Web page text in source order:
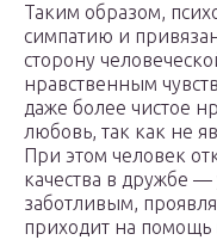
Таким образом,
симпатию и
сторону
нравственным
даже более чистое
любовь, так как не
При этом человек
качества в дружбе
заботливым,
приходит на помощь